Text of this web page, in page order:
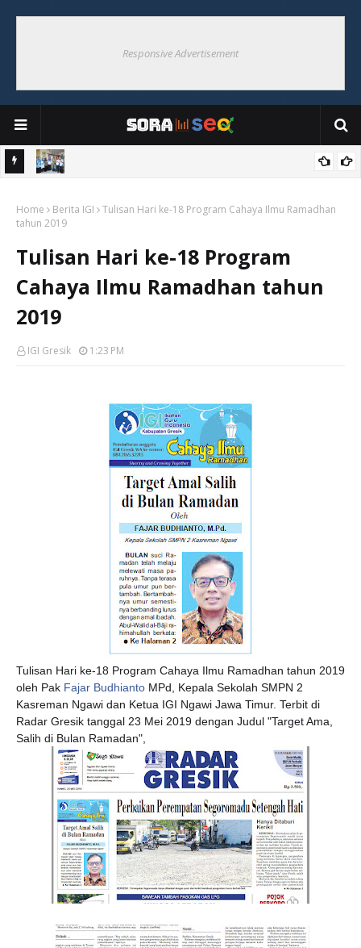
Responsive Advertisement
Kompetensi Guru Pendidikan Khusus dan Inklusif
Home Berita IGI
Tulisan Hari ke-18 Program Cahaya Ilmu Ramadhan
tahun 2019
Tulisan Hari ke-18 Program
Cahaya Ilmu Ramadhan tahun
2019
IGI Gresik 1:23 PM
Tulisan Hari ke-18 Program Cahaya Ilmu Ramadhan tahun 2019
oleh Pak Fajar Budhianto MPd, Kepala Sekolah SMPN 2
Kasreman Ngawi dan Ketua IGI Ngawi Jawa Timur. Terbit di
Radar Gresik tanggal 23 Mei 2019 dengan Judul "Target Ama,
Salih di Bulan Ramadan",